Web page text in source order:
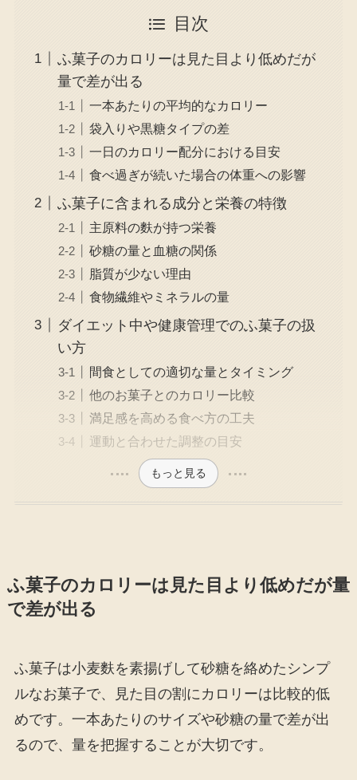
目次
ふ菓子のカロリーは見た目より低めだが
量で差が出る
一本あたりの平均的なカロリー
袋入りや黒糖タイプの差
一日のカロリー配分における目安
食べ過ぎが続いた場合の体重への影響
ふ菓子に含まれる成分と栄養の特徴
主原料の麩が持つ栄養
砂糖の量と血糖の関係
脂質が少ない理由
食物繊維やミネラルの量
ダイエット中や健康管理でのふ菓子の扱
い方
間食としての適切な量とタイミング
他のお菓子とのカロリー比較
満足感を高める食べ方の工夫
運動と合わせた調整の目安
もっと見る
ふ菓子のカロリーは見た目より低めだが量
で差が出る
ふ菓子は小麦麩を素揚げして砂糖を絡めたシンプ
ルなお菓子で、見た目の割にカロリーは比較的低
めです。一本あたりのサイズや砂糖の量で差が出
るので、量を把握することが大切です。